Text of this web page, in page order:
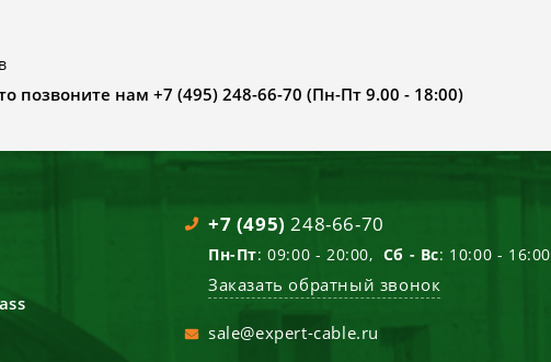
позвоните нам +7 (495) 248-66-70 (Пн-Пт 9.00 - 18:00)
+7 (495) 248-66-70
Пн-Пт: 09:00 - 20:00, Сб - Вс: 10:00 - 16:00
Заказать обратный звонок
sale@expert-cable.ru